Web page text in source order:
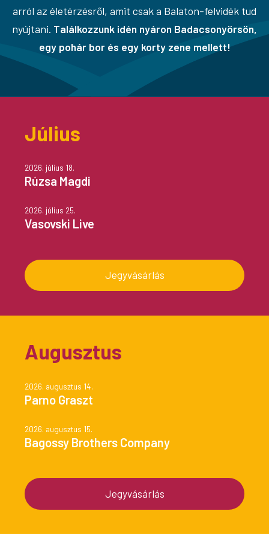
arról az életérzésről, amit csak a Balaton-felvidék tud
nyújtani. Találkozzunk idén nyáron Badacsonyörsön,
egy pohár bor és egy korty zene mellett!
Július
2026. július 18.
Rúzsa Magdi
2026. július 25.
Vasovski Live
Jegyvásárlás
Augusztus
2026. augusztus 14.
Parno Graszt
2026. augusztus 15.
Bagossy Brothers Company
Jegyvásárlás